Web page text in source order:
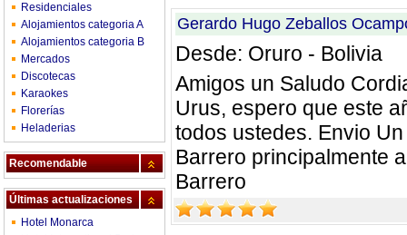
Residenciales
Alojamientos categoria A
Alojamientos categoria B
Mercados
Discotecas
Karaokes
Florerías
Heladerias
Recomendable
Últimas actualizaciones
Hotel Monarca
Gerardo Hugo Zeballos
Desde: Oruro - Bolivia
Amigos un Saludo
Urus, espero que este
todos ustedes. Envio
Barrero principalmente
Barrero